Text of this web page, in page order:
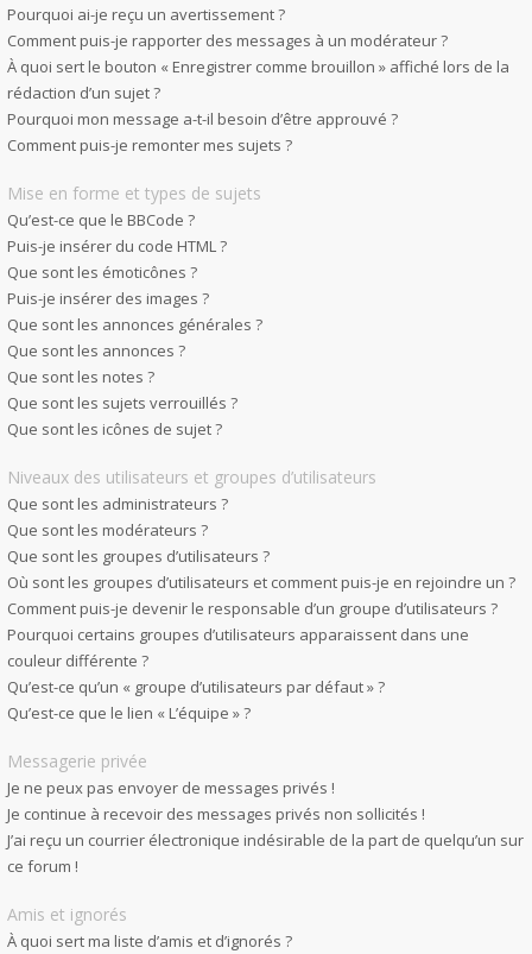
Pourquoi ai-je reçu un avertissement ?
Comment puis-je rapporter des messages à un modérateur ?
À quoi sert le bouton « Enregistrer comme brouillon » affiché lors de la
rédaction d’un sujet ?
Pourquoi mon message a-t-il besoin d’être approuvé ?
Comment puis-je remonter mes sujets ?
Mise en forme et types de sujets
Qu’est-ce que le BBCode ?
Puis-je insérer du code HTML ?
Que sont les émoticônes ?
Puis-je insérer des images ?
Que sont les annonces générales ?
Que sont les annonces ?
Que sont les notes ?
Que sont les sujets verrouillés ?
Que sont les icônes de sujet ?
Niveaux des utilisateurs et groupes d’utilisateurs
Que sont les administrateurs ?
Que sont les modérateurs ?
Que sont les groupes d’utilisateurs ?
Où sont les groupes d’utilisateurs et comment puis-je en rejoindre un ?
Comment puis-je devenir le responsable d’un groupe d’utilisateurs ?
Pourquoi certains groupes d’utilisateurs apparaissent dans une
couleur différente ?
Qu’est-ce qu’un « groupe d’utilisateurs par défaut » ?
Qu’est-ce que le lien « L’équipe » ?
Messagerie privée
Je ne peux pas envoyer de messages privés !
Je continue à recevoir des messages privés non sollicités !
J’ai reçu un courrier électronique indésirable de la part de quelqu’un sur
ce forum !
Amis et ignorés
À quoi sert ma liste d’amis et d’ignorés ?